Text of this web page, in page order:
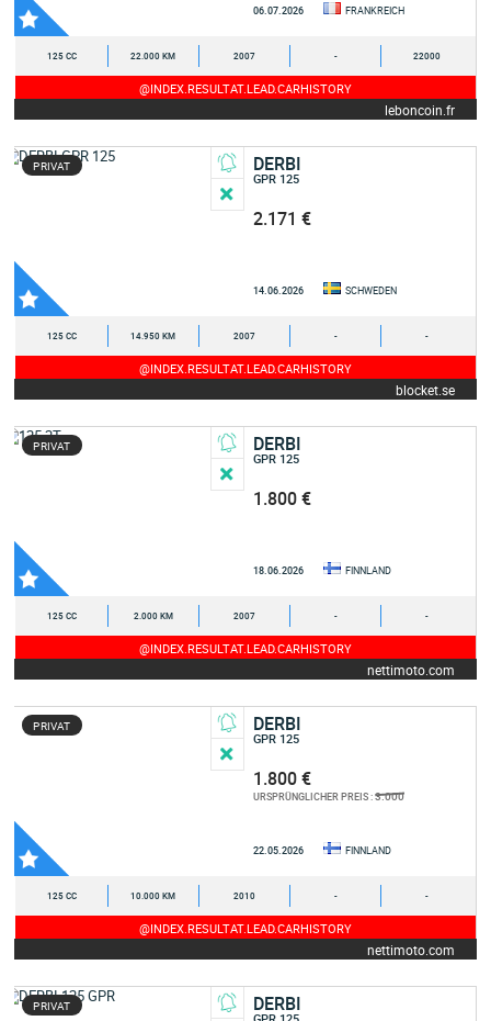
06.07.2026 FRANKREICH
125 CC 22.000 KM 2007 - 22000
@INDEX.RESULTAT.LEAD.CARHISTORY
leboncoin.fr
PRIVAT DERBI
GPR 125
2.171 €
14.06.2026 SCHWEDEN
125 CC 14.950 KM 2007 - -
@INDEX.RESULTAT.LEAD.CARHISTORY
blocket.se
PRIVAT DERBI
GPR 125
1.800 €
18.06.2026 FINNLAND
125 CC 2.000 KM 2007 - -
@INDEX.RESULTAT.LEAD.CARHISTORY
nettimoto.com
PRIVAT DERBI
GPR 125
1.800 €
URSPRÜNGLICHER PREIS :3.000
22.05.2026 FINNLAND
125 CC 10.000 KM 2010 - -
@INDEX.RESULTAT.LEAD.CARHISTORY
nettimoto.com
PRIVAT DERBI